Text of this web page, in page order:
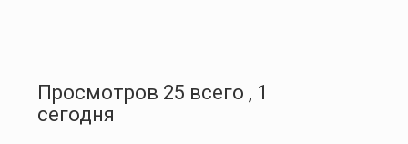
Просмотров 25 всего , 1
сегодня